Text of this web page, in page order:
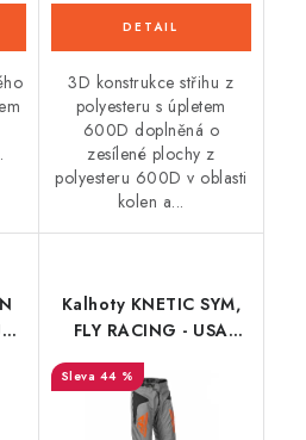
3D konstrukce střihu z
polyesteru s úpletem
600D doplněná o
zesílené plochy z
polyesteru 600D v oblasti
kolen a...
Kalhoty KNETIC SYM,
FLY RACING - USA
černá)
44 %